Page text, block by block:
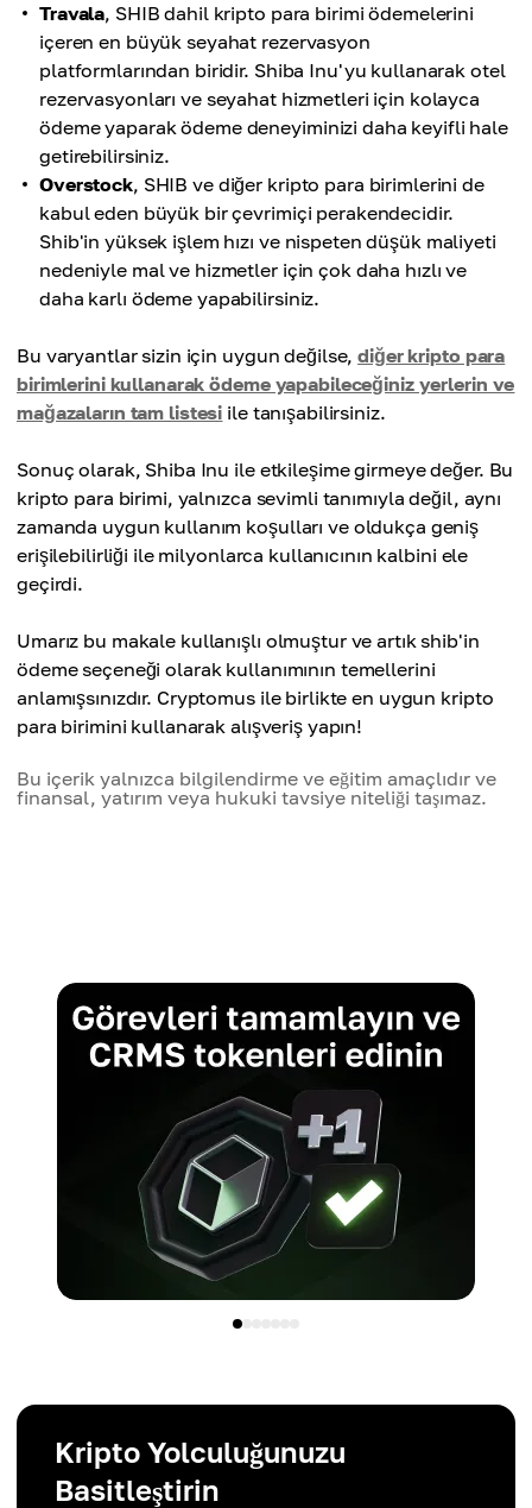
Travala, SHIB dahil kripto para birimi ödemelerini
içeren en büyük seyahat rezervasyon
platformlarından biridir. Shiba Inu'yu kullanarak otel
rezervasyonları ve seyahat hizmetleri için kolayca
ödeme yaparak ödeme deneyiminizi daha keyifli hale
getirebilirsiniz.
Overstock, SHIB ve diğer kripto para birimlerini de
kabul eden büyük bir çevrimiçi perakendecidir.
Shib'in yüksek işlem hızı ve nispeten düşük maliyeti
nedeniyle mal ve hizmetler için çok daha hızlı ve
daha karlı ödeme yapabilirsiniz.
Bu varyantlar sizin için uygun değilse,diğer kripto para
birimlerini kullanarak ödeme yapabileceğiniz yerlerin ve
mağazaların tam listesi ile tanışabilirsiniz.
Sonuç olarak, Shiba Inu ile etkileşime girmeye değer. Bu
kripto para birimi, yalnızca sevimli tanımıyla değil, aynı
zamanda uygun kullanım koşulları ve oldukça geniş
erişilebilirliği ile milyonlarca kullanıcının kalbini ele
geçirdi.
Umarız bu makale kullanışlı olmuştur ve artık shib'in
ödeme seçeneği olarak kullanımının temellerini
anlamışsınızdır. Cryptomus ile birlikte en uygun kripto
para birimini kullanarak alışveriş yapın!
Bu içerik yalnızca bilgilendirme ve eğitim amaçlıdır ve
finansal, yatırım veya hukuki tavsiye niteliği taşımaz.
Kripto Yolculuğunuzu
Basitleştirin